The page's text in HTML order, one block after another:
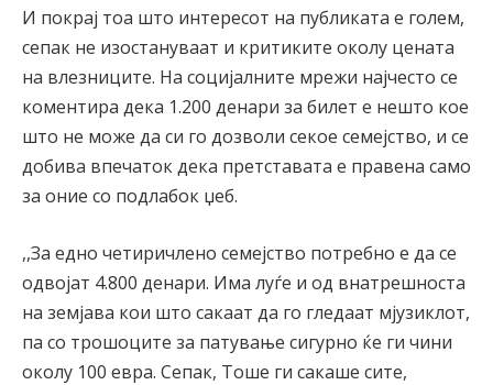
И покрај тоа што интересот на публиката е голем,
сепак не изостануваат и критиките околу цената
на влезниците. На социјалните мрежи најчесто се
коментира дека 1.200 денари за билет е нешто кое
што не може да си го дозволи секое семејство, и се
добива впечаток дека претставата е правена само
за оние со подлабок џеб.
,,За едно четиричлено семејство потребно е да се
одвојат 4.800 денари. Има луѓе и од внатрешноста
на земјава кои што сакаат да го гледаат мјузиклот,
па со трошоците за патување сигурно ќе ги чини
околу 100 евра. Сепак, Тоше ги сакаше сите,